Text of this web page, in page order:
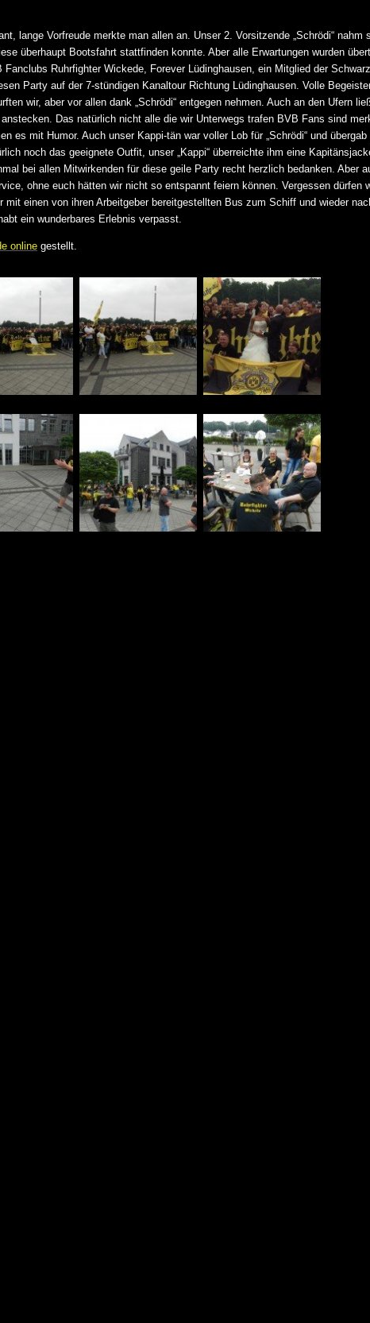
lange Vorfreude merkte man allen an. Unser 2. Vorsitzende „Schrödi“ nahm
überhaupt Bootsfahrt stattfinden konnte. Aber alle Erwartungen wurden
Ruhrfighter Wickede, Forever Lüdinghausen, ein Mitglied der
Party auf der 7-stündigen Kanaltour Richtung Lüdinghausen. Volle
wir, aber vor allen dank „Schrödi“ entgegen nehmen. Auch an den Ufern
Das natürlich nicht alle die wir Unterwegs trafen BVB Fans sind
es mit Humor. Auch unser Kappi-tän war voller Lob für „Schrödi“ und übergab
noch das geeignete Outfit, unser „Kappi“ überreichte ihm eine
bei allen Mitwirkenden für diese geile Party recht herzlich bedanken. Aber
ohne euch hätten wir nicht so entspannt feiern können. Vergessen dürfen
einen von ihren Arbeitgeber bereitgestellten Bus zum Schiff und wieder
ein wunderbares Erlebnis verpasst.
online gestellt.